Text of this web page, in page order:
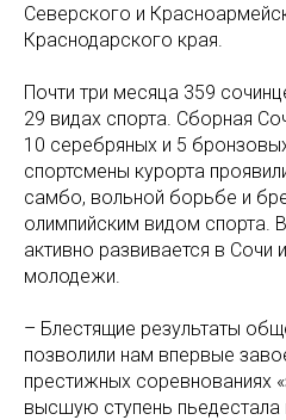
Северского и
Краснодарского края.
Почти три месяца 359
29 видах спорта. Сборная
10 серебряных и 5
спортсмены курорта
самбо, вольной борьбе и
олимпийским видом спорта.
активно развивается в Сочи
молодежи.
– Блестящие результаты
позволили нам впервые
престижных соревнованиях
высшую ступень пьедестала